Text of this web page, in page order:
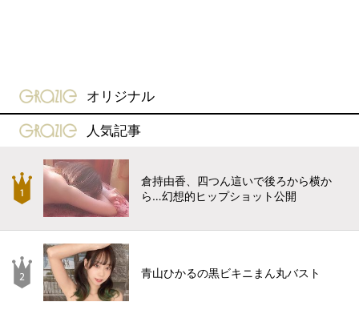
gravure-grazie
オリジナル
gravure-grazie
人気記事
倉持由香、四つん這いで後ろから横か
ら…幻想的ヒップショット公開
青山ひかるの黒ビキニまん丸バスト